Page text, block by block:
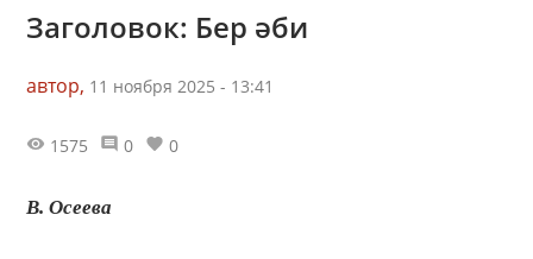
Заголовок: Бер әби
автор, 11 ноября 2025 - 13:41
1575 0 0
В. Осеева